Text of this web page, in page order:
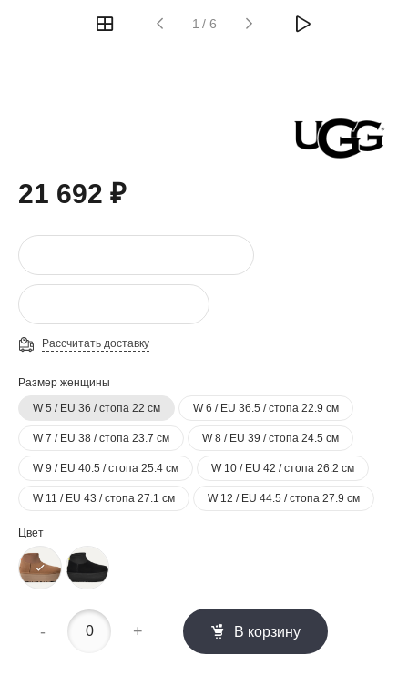
1 / 6
21 692 ₽
Рассчитать доставку
Размер женщины
W 5 / EU 36 / стопа 22 см
W 6 / EU 36.5 / стопа 22.9 см
W 7 / EU 38 / стопа 23.7 см W 8 / EU 39 / стопа 24.5 см
W 9 / EU 40.5 / стопа 25.4 см W 10 / EU 42 / стопа 26.2 см
W 11 / EU 43 / стопа 27.1 см W 12 / EU 44.5 / стопа 27.9 см
Цвет
- + В корзину